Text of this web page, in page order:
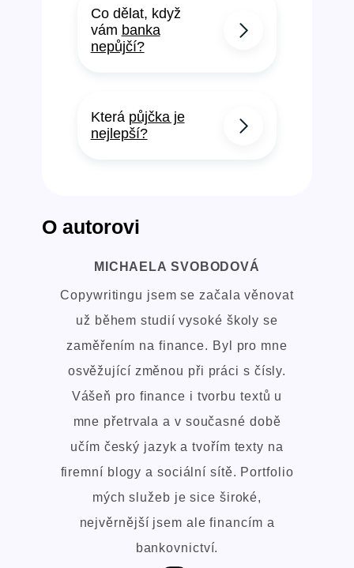
Co dělat, když
vám banka
nepůjčí?
Která půjčka je
nejlepší?
O autorovi
MICHAELA SVOBODOVÁ
Copywritingu jsem se začala věnovat
už během studií vysoké školy se
zaměřením na finance. Byl pro mne
osvěžující změnou při práci s čísly.
Vášeň pro finance i tvorbu textů u
mne přetrvala a v současné době
učím český jazyk a tvořím texty na
firemní blogy a sociální sítě. Portfolio
mých služeb je sice široké,
nejvěrnější jsem ale financím a
bankovnictví.